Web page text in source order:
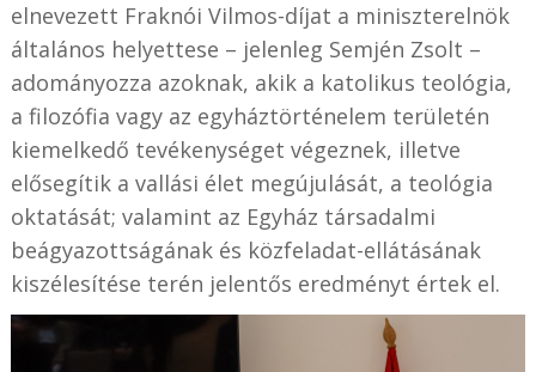
elnevezett Fraknói Vilmos-díjat a miniszterelnök
általános helyettese – jelenleg Semjén Zsolt –
adományozza azoknak, akik a katolikus teológia,
a filozófia vagy az egyháztörténelem területén
kiemelkedő tevékenységet végeznek, illetve
elősegítik a vallási élet megújulását, a teológia
oktatását; valamint az Egyház társadalmi
beágyazottságának és közfeladat-ellátásának
kiszélesítése terén jelentős eredményt értek el.